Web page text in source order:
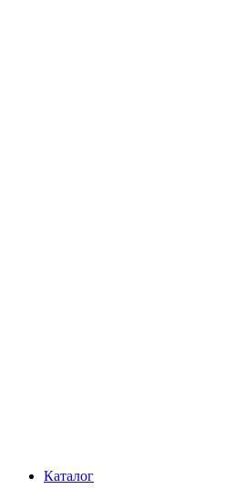
Каталог